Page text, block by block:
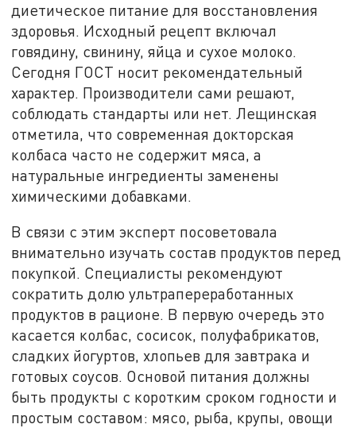
диетическое питание для восстановления
здоровья. Исходный рецепт включал
говядину, свинину, яйца и сухое молоко.
Сегодня ГОСТ носит рекомендательный
характер. Производители сами решают,
соблюдать стандарты или нет. Лещинская
отметила, что современная докторская
колбаса часто не содержит мяса, а
натуральные ингредиенты заменены
химическими добавками.
В связи с этим эксперт посоветовала
внимательно изучать состав продуктов перед
покупкой. Специалисты рекомендуют
сократить долю ультрапереработанных
продуктов в рационе. В первую очередь это
касается колбас, сосисок, полуфабрикатов,
сладких йогуртов, хлопьев для завтрака и
готовых соусов. Основой питания должны
быть продукты с коротким сроком годности и
простым составом: мясо, рыба, крупы, овощи